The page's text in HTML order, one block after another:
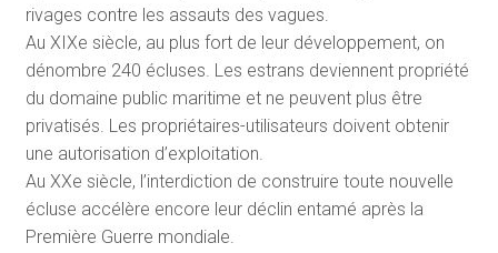
rivages contre les assauts des vagues.
Au XIXe siècle, au plus fort de leur développement, on
dénombre 240 écluses. Les estrans deviennent propriété
du domaine public maritime et ne peuvent plus être
privatisés. Les propriétaires-utilisateurs doivent obtenir
une autorisation d’exploitation.
Au XXe siècle, l’interdiction de construire toute nouvelle
écluse accélère encore leur déclin entamé après la
Première Guerre mondiale.